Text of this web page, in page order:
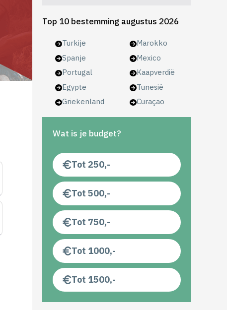
Top 10 bestemming augustus 2026
Turkije
Spanje
Portugal
Egypte
Griekenland
Marokko
Mexico
Kaapverdië
Tunesië
Curaçao
Wat is je budget?
Tot 250,-
Tot 500,-
Tot 750,-
Tot 1000,-
Tot 1500,-